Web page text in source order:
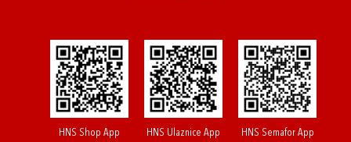
HNS Shop App HNS Ulaznice App HNS Semafor App